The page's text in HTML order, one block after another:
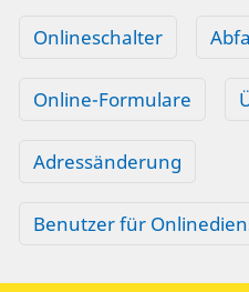
Onlineschalter
Online-Formulare
Adressänderung
Benutzer für